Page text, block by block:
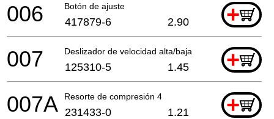
Botón de ajuste +
006 417879-6 2.90
Deslizador de velocidad alta/baja +
007 125310-5 1.45
Resorte de compresión 4 +
007A 231433-0 1.21